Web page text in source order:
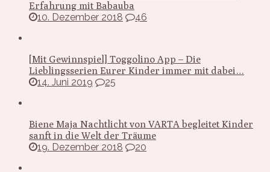
Erfahrung mit Babauba
10. Dezember 2018
46
[Mit Gewinnspiel] Toggolino App – Die
Lieblingsserien Eurer Kinder immer mit dabei…
14. Juni 2019
25
Biene Maja Nachtlicht von VARTA begleitet Kinder
sanft in die Welt der Träume
19. Dezember 2018
20